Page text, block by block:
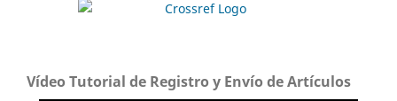
Vídeo Tutorial de Registro y Envío de Artículos